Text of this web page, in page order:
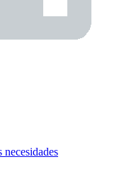
necesidades